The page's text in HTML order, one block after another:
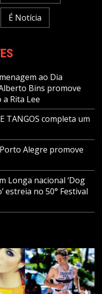
É Notícia
ao Dia
Bins promove
Rita Lee
TANGOS completa um
Alegre promove
Longa nacional ‘Dog
estreia no 50° Festival